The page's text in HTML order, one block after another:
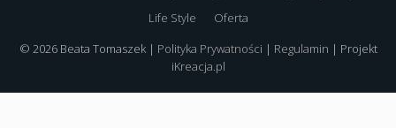
Life Style
Oferta
© 2026 Beata Tomaszek | Polityka Prywatności | Regulamin | Projekt
iKreacja.pl